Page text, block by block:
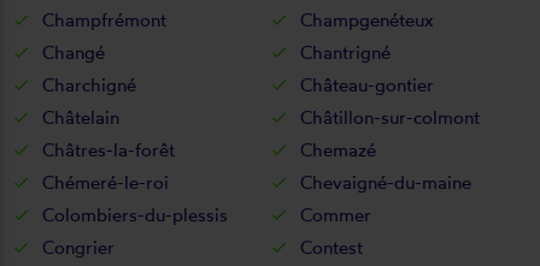
Champfrémont
Champgenéteux
Changé
Chantrigné
Charchigné
Château-gontier
Châtelain
Châtillon-sur-colmont
Châtres-la-forêt
Chemazé
Chémeré-le-roi
Chevaigné-du-maine
Colombiers-du-plessis
Commer
Congrier
Contest